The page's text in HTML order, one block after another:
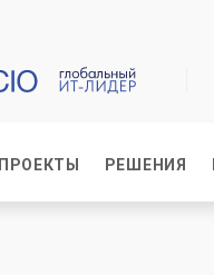
ПРОЕКТЫ РЕШЕНИЯ